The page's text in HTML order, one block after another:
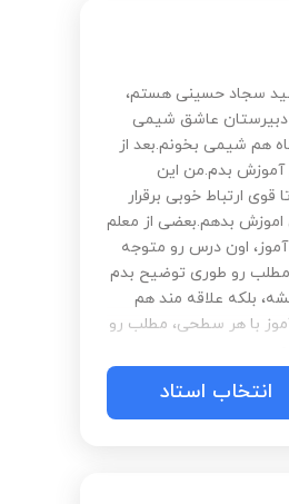
سجاد حسینی هستم،
عاشق شیمی
هم شیمی بخونم.بعد از
بدم.من این
ارتباط خوبی برقرار
بدهم.بعضی از معلم
اون درس رو متوجه
رو طوری توضیح بدم
بلکه علاقه مند هم
با هر سطحی، مطلب رو
انتخاب استاد